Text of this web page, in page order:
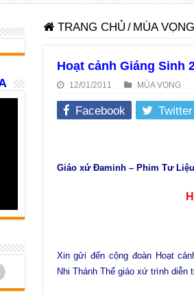
TRANG CHỦ / MÙA VỌNG
Hoạt cảnh Giáng Sinh
12/01/2011 MÙA VỌNG
Facebook Twitter
Giáo xứ Đaminh – Phim Tư Liệu
Xin gửi đến cộng đoàn Hoạt
Nhi Thánh Thể giáo xứ trình diễn